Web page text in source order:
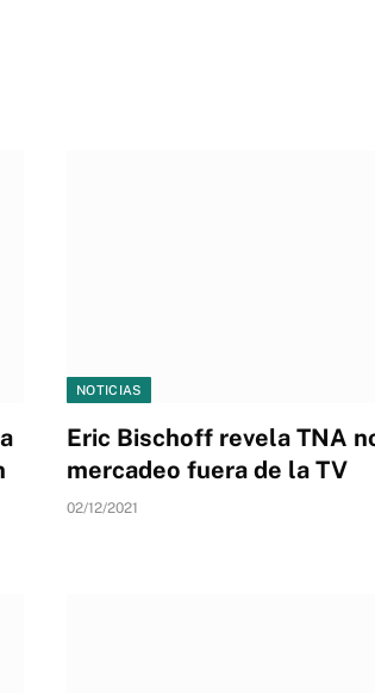
NOTICIAS
Eric Bischoff revela TNA
mercadeo fuera de la TV
02/12/2021